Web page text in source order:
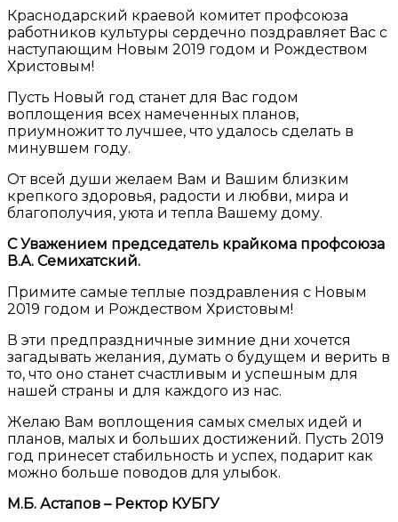
Краснодарский краевой комитет профсоюза
работников культуры сердечно поздравляет Вас с
наступающим Новым 2019 годом и Рождеством
Христовым!
Пусть Новый год станет для Вас годом
воплощения всех намеченных планов,
приумножит то лучшее, что удалось сделать в
минувшем году.
От всей души желаем Вам и Вашим близким
крепкого здоровья, радости и любви, мира и
благополучия, уюта и тепла Вашему дому.
С Уважением председатель крайкома профсоюза
В.А. Семихатский.
Примите самые теплые поздравления с Новым
2019 годом и Рождеством Христовым!
В эти предпраздничные зимние дни хочется
загадывать желания, думать о будущем и верить в
то, что оно станет счастливым и успешным для
нашей страны и для каждого из нас.
Желаю Вам воплощения самых смелых идей и
планов, малых и больших достижений. Пусть 2019
год принесет стабильность и успех, подарит как
можно больше поводов для улыбок.
М.Б. Астапов – Ректор КУБГУ